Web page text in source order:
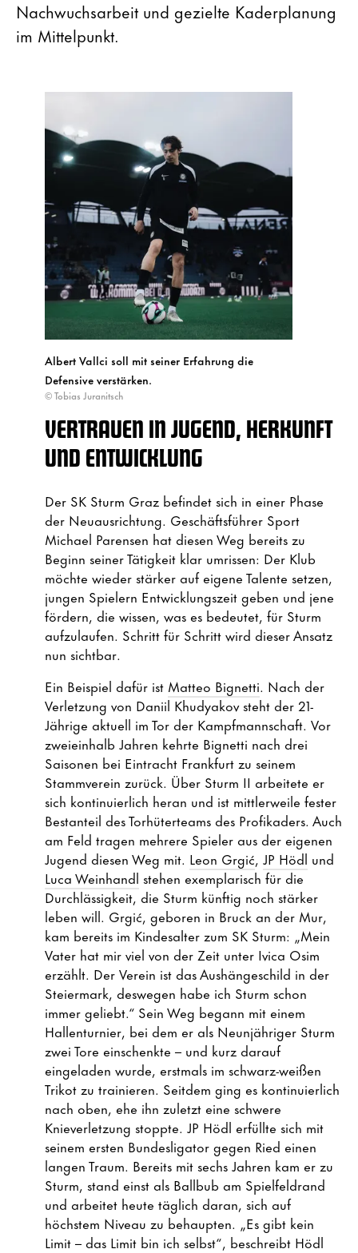
Nachwuchsarbeit und gezielte Kaderplanung
im Mittelpunkt.
Albert Vallci soll mit seiner Erfahrung die
Defensive verstärken.
© Tobias Juranitsch
VERTRAUEN IN JUGEND, HERKUNFT
UND ENTWICKLUNG
Der SK Sturm Graz befindet sich in einer Phase
der Neuausrichtung. Geschäftsführer Sport
Michael Parensen hat diesen Weg bereits zu
Beginn seiner Tätigkeit klar umrissen: Der Klub
möchte wieder stärker auf eigene Talente setzen,
jungen Spielern Entwicklungszeit geben und jene
fördern, die wissen, was es bedeutet, für Sturm
aufzulaufen. Schritt für Schritt wird dieser Ansatz
nun sichtbar.
Ein Beispiel dafür ist Matteo Bignetti. Nach der
Verletzung von Daniil Khudyakov steht der 21-
Jährige aktuell im Tor der Kampfmannschaft. Vor
zweieinhalb Jahren kehrte Bignetti nach drei
Saisonen bei Eintracht Frankfurt zu seinem
Stammverein zurück. Über Sturm II arbeitete er
sich kontinuierlich heran und ist mittlerweile fester
Bestanteil des Torhüterteams des Profikaders. Auch
am Feld tragen mehrere Spieler aus der eigenen
Jugend diesen Weg mit. Leon Grgić, JP Hödl und
Luca Weinhandl stehen exemplarisch für die
Durchlässigkeit, die Sturm künftig noch stärker
leben will. Grgić, geboren in Bruck an der Mur,
kam bereits im Kindesalter zum SK Sturm: „Mein
Vater hat mir viel von der Zeit unter Ivica Osim
erzählt. Der Verein ist das Aushängeschild in der
Steiermark, deswegen habe ich Sturm schon
immer geliebt.“ Sein Weg begann mit einem
Hallenturnier, bei dem er als Neunjähriger Sturm
zwei Tore einschenkte – und kurz darauf
eingeladen wurde, erstmals im schwarz-weißen
Trikot zu trainieren. Seitdem ging es kontinuierlich
nach oben, ehe ihn zuletzt eine schwere
Knieverletzung stoppte. JP Hödl erfüllte sich mit
seinem ersten Bundesligator gegen Ried einen
langen Traum. Bereits mit sechs Jahren kam er zu
Sturm, stand einst als Ballbub am Spielfeldrand
und arbeitet heute täglich daran, sich auf
höchstem Niveau zu behaupten. „Es gibt kein
Limit – das Limit bin ich selbst“, beschreibt Hödl